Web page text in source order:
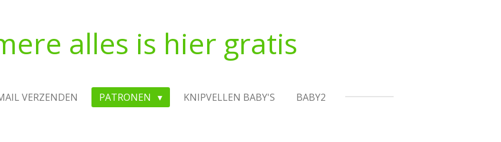
alles is hier gratis
VERZENDEN PATRONEN KNIPVELLEN BABY'S BABY2